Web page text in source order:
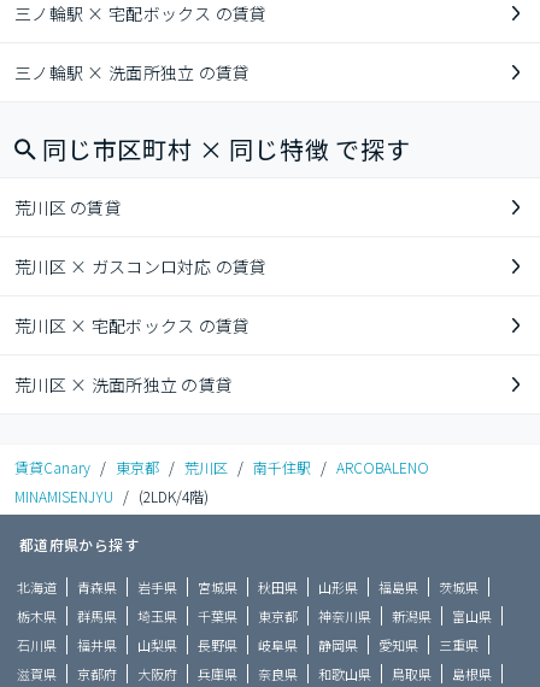
三ノ輪駅 × 宅配ボックス の賃貸
三ノ輪駅 × 洗面所独立 の賃貸
同じ市区町村 × 同じ特徴 で探す
荒川区 の賃貸
荒川区 × ガスコンロ対応 の賃貸
荒川区 × 宅配ボックス の賃貸
荒川区 × 洗面所独立 の賃貸
賃貸Canary / 東京都 / 荒川区 / 南千住駅 / ARCOBALENO
MINAMISENJYU / (2LDK/4階)
都道府県から探す
北海道 青森県 岩手県 宮城県 秋田県 山形県 福島県
茨城県
栃木県
群馬県 埼玉県 千葉県 東京都 神奈川県 新潟県
富山県
石川県
福井県 山梨県 長野県 岐阜県 静岡県 愛知県
三重県
滋賀県
京都府 大阪府 兵庫県 奈良県 和歌山県 鳥取県 島根県